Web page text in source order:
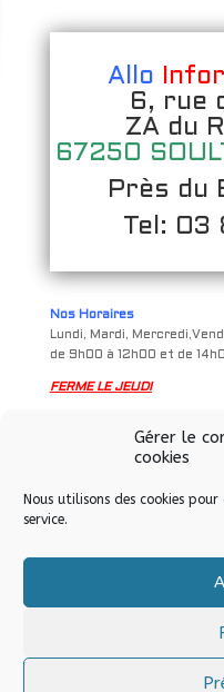
Gérer le
cookies
Nous utilisons des cookies
service.
Allo
6, rue
ZA du
67250
Près du
Tel: 03
Nos Horaires
Lundi, Mardi,
de 9h00 à 12h00 et de
FERME LE JEUDI
de 9h à 12h00 et de 14h00
Tous droits réservés ©